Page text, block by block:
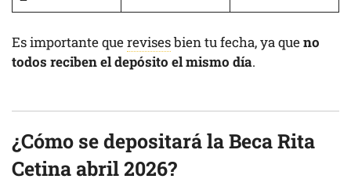
Es importante querevisesbien tu fecha, ya queno
todos reciben el depósito el mismo día.
¿Cómo se depositará la Beca Rita
Cetina abril 2026?